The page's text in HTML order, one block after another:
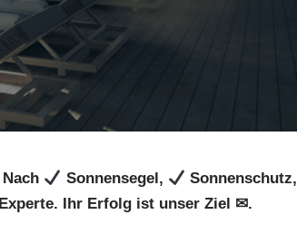
Sonnensegel, Sonnenschutz,
Ihr Erfolg ist unser Ziel ✉.